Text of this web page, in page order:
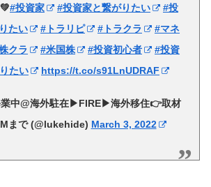
#投資家 #投資家と繋がりたい
#投
たい
#トラリピ #トラクラ
#マネ
クラ #米国株 #投資初心者
#投資
たい
https://t.co/s91LnUDRAF
中@海外駐在▶︎FIRE▶︎海外移住👉取材
まで (@lukehide) March 3, 2022